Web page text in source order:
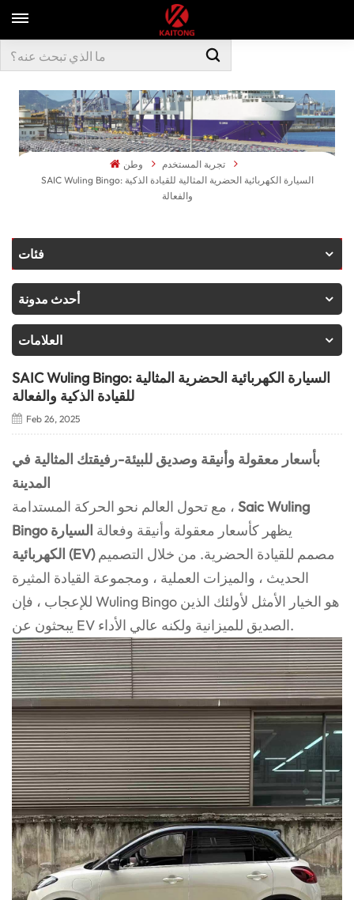
وطن
تجربة المستخدم
SAIC Wuling Bingo: السيارة الكهربائية الحضرية المثالية للقيادة الذكية
والفعالة
فئات
أحدث مدونة
العلامات
SAIC Wuling Bingo: السيارة الكهربائية الحضرية المثالية
للقيادة الذكية والفعالة
Feb 26, 2025
بأسعار معقولة وأنيقة وصديق للبيئة-رفيقتك المثالية في
المدينة
مع تحول العالم نحو الحركة المستدامة ، Saic Wuling
Bingo
يظهر كأسعار معقولة وأنيقة وفعالة السيارة
الكهربائية (EV)مصمم للقيادة الحضرية. من خلال التصميم
الحديث ، والميزات العملية ، ومجموعة القيادة المثيرة
للإعجاب ، فإن Wuling Bingo هو الخيار الأمثل لأولئك الذين
يبحثون عن EV الصديق للميزانية ولكنه عالي الأداء.